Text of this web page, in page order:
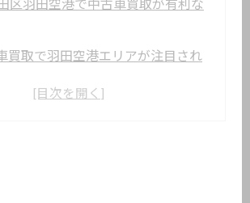
区羽田空港で中古車買取が有利な
買取で羽田空港エリアが注目され